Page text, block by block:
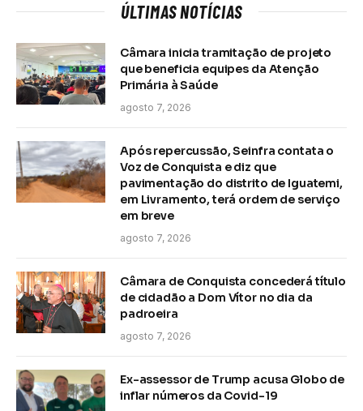
ÚLTIMAS NOTÍCIAS
Câmara inicia tramitação de projeto
que beneficia equipes da Atenção
Primária à Saúde
agosto 7, 2026
Após repercussão, Seinfra contata o
Voz de Conquista e diz que
pavimentação do distrito de Iguatemi,
em Livramento, terá ordem de serviço
em breve
agosto 7, 2026
Câmara de Conquista concederá título
de cidadão a Dom Vítor no dia da
padroeira
agosto 7, 2026
Ex-assessor de Trump acusa Globo de
inflar números da Covid-19